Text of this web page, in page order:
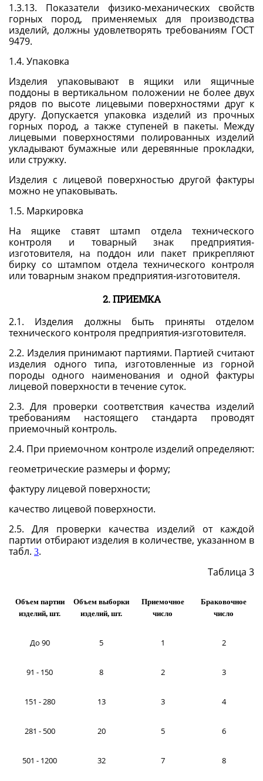
1.3.13. Показатели физико-механических свойств
горных пород, применяемых для производства
изделий, должны удовлетворять требованиям ГОСТ
9479.
1.4. Упаковка
Изделия упаковывают в ящики или ящичные
поддоны в вертикальном положении не более двух
рядов по высоте лицевыми поверхностями друг к
другу. Допускается упаковка изделий из прочных
горных пород, а также ступеней в пакеты. Между
лицевыми поверхностями полированных изделий
укладывают бумажные или деревянные прокладки,
или стружку.
Изделия с лицевой поверхностью другой фактуры
можно не упаковывать.
1.5. Маркировка
На ящике ставят штамп отдела технического
контроля и товарный знак предприятия-
изготовителя, на поддон или пакет прикрепляют
бирку со штампом отдела технического контроля
или товарным знаком предприятия-изготовителя.
2. ПРИЕМКА
2.1. Изделия должны быть приняты отделом
технического контроля предприятия-изготовителя.
2.2. Изделия принимают партиями. Партией считают
изделия одного типа, изготовленные из горной
породы одного наименования и одной фактуры
лицевой поверхности в течение суток.
2.3. Для проверки соответствия качества изделий
требованиям настоящего стандарта проводят
приемочный контроль.
2.4. При приемочном контроле изделий определяют:
геометрические размеры и форму;
фактуру лицевой поверхности;
качество лицевой поверхности.
2.5. Для проверки качества изделий от каждой
партии отбирают изделия в количестве, указанном в
табл. 3.
Таблица 3
Объем партии
изделий, шт.
Объем выборки
изделий, шт.
Приемочное
число
Браковочное
число
До 90 5 1 2
91 - 150 8 2 3
151 - 280 13 3 4
281 - 500 20 5 6
501 - 1200 32 7 8